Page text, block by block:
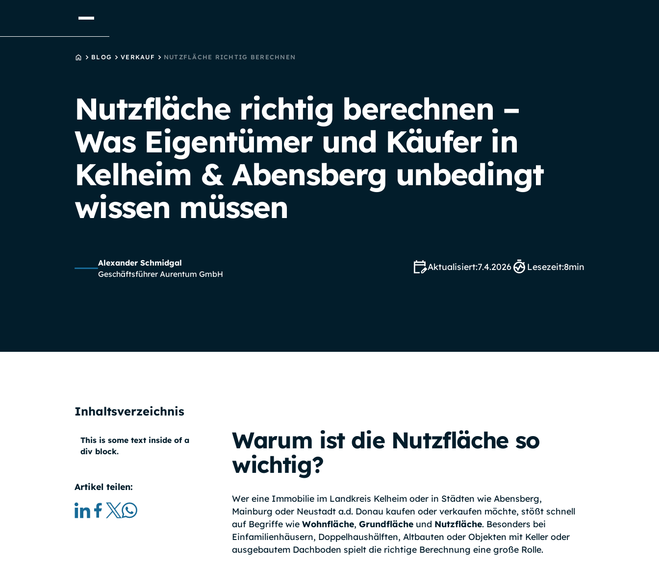
STARTSEITE
BLOG VERKAUF NUTZFLÄCHE RICHTIG BERECHNEN
Nutzfläche richtig berechnen –
Was Eigentümer und Käufer in
Kelheim & Abensberg unbedingt
wissen müssen
Alexander Schmidgal
Geschäftsführer Aurentum GmbH
Aktualisiert:7.4.2026 Lesezeit:8min
Inhaltsverzeichnis
This is some text inside of a
div block.
Artikel teilen:
Warum ist die Nutzfläche so
wichtig?
Wer eine Immobilie im Landkreis Kelheim oder in Städten wie Abensberg,
Mainburg oder Neustadt a.d. Donau kaufen oder verkaufen möchte, stößt schnell
auf Begriffe wieWohnfläche,Grundfläche und Nutzfläche. Besonders bei
Einfamilienhäusern, Doppelhaushälften, Altbauten oder Objekten mit Keller oder
ausgebautem Dachboden spielt die richtige Berechnung eine große Rolle.